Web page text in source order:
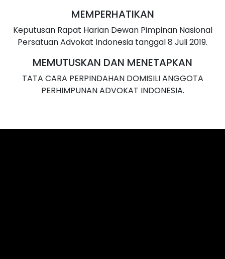
MEMPERHATIKAN
Keputusan Rapat Harian Dewan Pimpinan Nasional
Persatuan Advokat Indonesia tanggal 8 Juli 2019.
MEMUTUSKAN DAN MENETAPKAN
TATA CARA PERPINDAHAN DOMISILI ANGGOTA
PERHIMPUNAN ADVOKAT INDONESIA.